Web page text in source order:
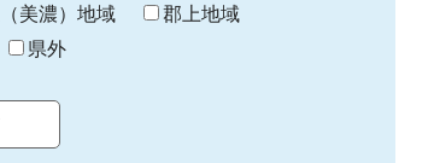
美濃）地域
郡上地域
県外